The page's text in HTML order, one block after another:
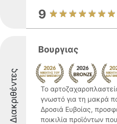
9
Διακριθέντες
Βουργιας
Το
γνωστό για τη μακρά
Δροσιά Ευβοίας,
ποικιλία προϊόντων